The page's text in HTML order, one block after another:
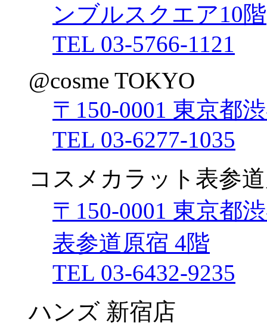
ンブルスクエア10階
TEL 03-5766-1121
@cosme TOKYO
〒150-0001 東京都
TEL 03-6277-1035
コスメカラット表参
〒150-0001 東京都
表参道原宿 4階
TEL 03-6432-9235
ハンズ 新宿店